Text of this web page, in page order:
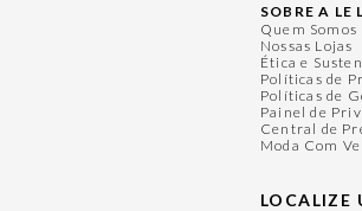
SOBRE A LE
Quem Somos
Nossas Lojas
Ética e
Políticas de
Políticas de
Painel de
Central de
Moda Com
LOCALIZE